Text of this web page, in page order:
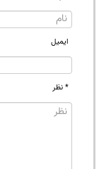
ایمیل
* نظر